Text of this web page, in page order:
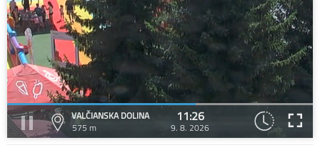
VALČIANSKA DOLINA
575 m
11:26
9. 8. 2026